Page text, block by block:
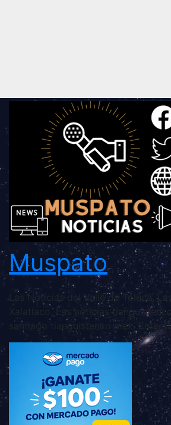
Muspato
Las Noticias del Valle de Toluca,
Xalatlaco, Las noticias
santiago tianguistenco méx.